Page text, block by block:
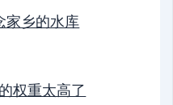
家乡的水库
权重太高了